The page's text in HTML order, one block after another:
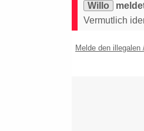
Willo
Vermutlich
Melde den